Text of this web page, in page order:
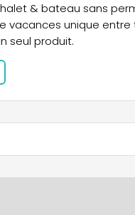
& bateau sans
vacances unique entre
seul produit.